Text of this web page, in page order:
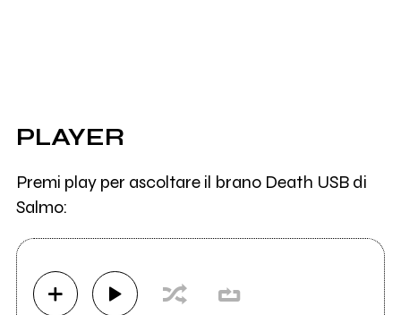
PLAYER
Premi play per ascoltare il brano Death USB di
Salmo: